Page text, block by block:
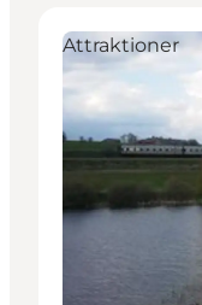
Attraktioner